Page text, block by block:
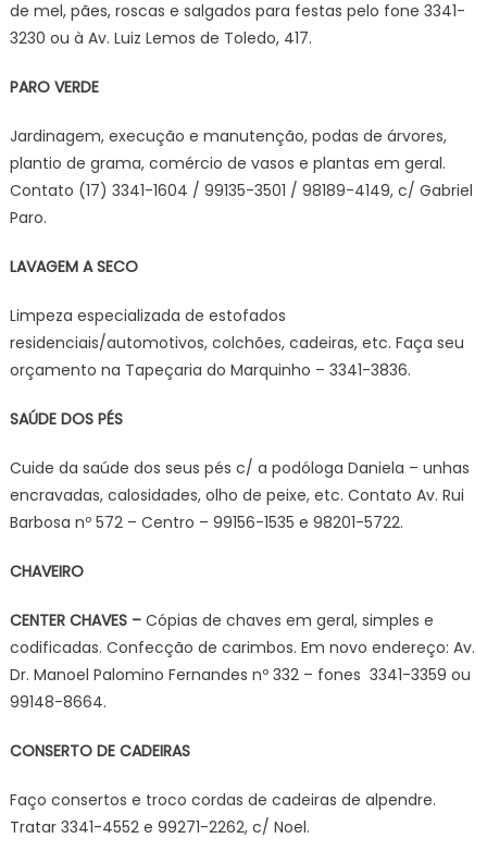
de mel, pães, roscas e salgados para festas pelo fone 3341-
3230 ou à Av. Luiz Lemos de Toledo, 417.
PARO VERDE
Jardinagem, execução e manutenção, podas de árvores,
plantio de grama, comércio de vasos e plantas em geral.
Contato (17) 3341-1604 / 99135-3501 / 98189-4149, c/ Gabriel
Paro.
LAVAGEM A SECO
Limpeza especializada de estofados
residenciais/automotivos, colchões, cadeiras, etc. Faça seu
orçamento na Tapeçaria do Marquinho – 3341-3836.
SAÚDE DOS PÉS
Cuide da saúde dos seus pés c/ a podóloga Daniela – unhas
encravadas, calosidades, olho de peixe, etc. Contato Av. Rui
Barbosa nº 572 – Centro – 99156-1535 e 98201-5722.
CHAVEIRO
CENTER CHAVES –Cópias de chaves em geral, simples e
codificadas. Confecção de carimbos. Em novo endereço: Av.
Dr. Manoel Palomino Fernandes nº 332 – fones 3341-3359 ou
99148-8664.
CONSERTO DE CADEIRAS
Faço consertos e troco cordas de cadeiras de alpendre.
Tratar 3341-4552 e 99271-2262, c/ Noel.